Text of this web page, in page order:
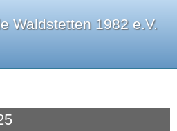
Waldstetten 1982 e.V.